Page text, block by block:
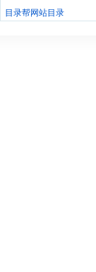
目录帮网站目录